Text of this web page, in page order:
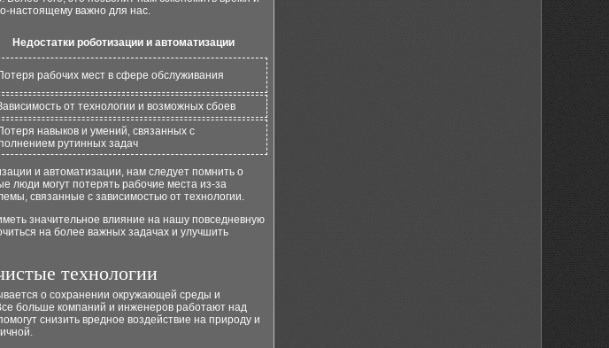
настоящему важно для нас.
Недостатки роботизации и автоматизации
рабочих мест в сфере обслуживания
от технологии и возможных сбоев
навыков и умений, связанных с
рутинных задач
и автоматизации, нам следует помнить о
люди могут потерять рабочие места из-за
связанные с зависимостью от технологии.
значительное влияние на нашу повседневную
на более важных задачах и улучшить
технологии
о сохранении окружающей среды и
больше компаний и инженеров работают над
снизить вредное воздействие на природу и